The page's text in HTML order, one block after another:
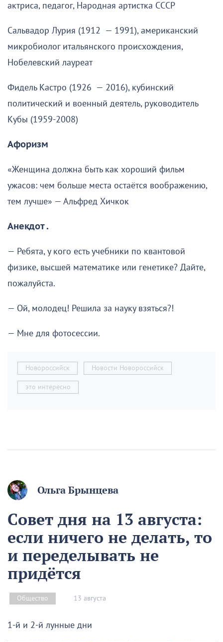
актриса, педагог, Народная артистка СССР
Сальвадор Лурия (1912 — 1991), американский
микробиолог итальянского происхождения,
Нобелевский лауреат
Фидель Кастро (1926 — 2016), кубинский
политический и военный деятель, руководитель
Кубы (1959-2008)
Афоризм
«Женщина должна быть как хороший фильм
ужасов: чем больше места остаётся воображению,
тем лучше» — Альфред Хичкок
Анекдот .
— Ребята, у кого есть учебники по квантовой
физике, высшей математике или генетике? Дайте,
пожалуйста.
— Ой, молодец! Решила за науку взяться?!
— Мне для фотосессии.
Новороссийск Новости Новороссийск
это интересно
Ольга Брынцева
Совет дня на 13 августа:
если ничего не делать, то
и переделывать не
придётся
Общество 13 августа
1-й и 2-й лунные дни